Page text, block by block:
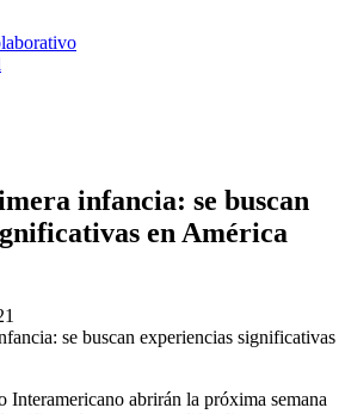
infancia: se buscan
en América
abrirán la próxima semana